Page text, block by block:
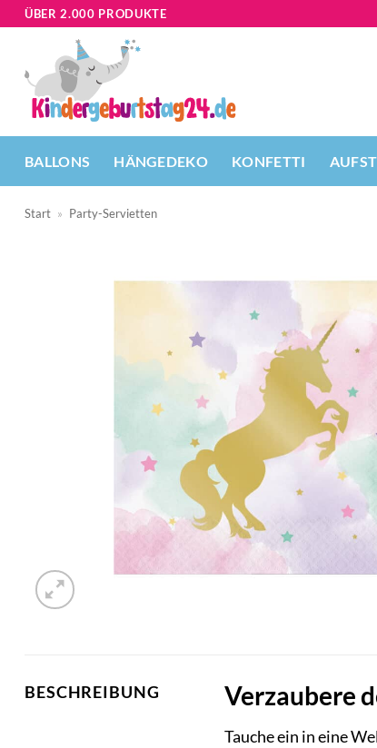
Zum
springen
ÜBER 2.000 PRODUKTE
BALLONS HÄNGEDEKO KONFETTI
Start » Party-Servietten
BESCHREIBUNG Verzaubere
Tauche ein in eine